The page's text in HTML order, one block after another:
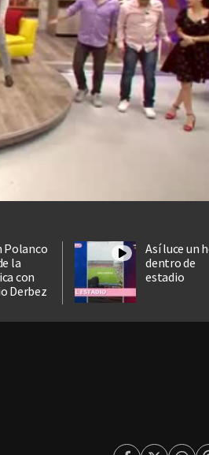
Polanco
la
con
Derbez
Así luce un
dentro de
estadio